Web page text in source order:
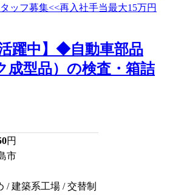
活躍中】◆自動車部品
成型品）の検査・箱詰
円
市
/ 建築系工場 / 交替制